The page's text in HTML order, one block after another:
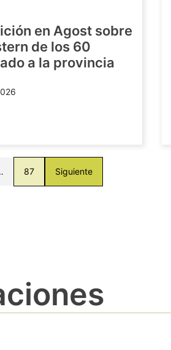
en Agost sobre
de los 60
a la provincia
87 Siguiente